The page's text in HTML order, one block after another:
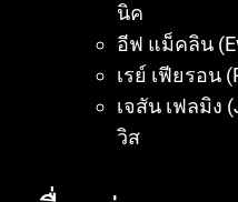
นิค
อีฟ แม็คลิน
เรย์ เฟียรอน
เจสัน เฟลมิง
วิส